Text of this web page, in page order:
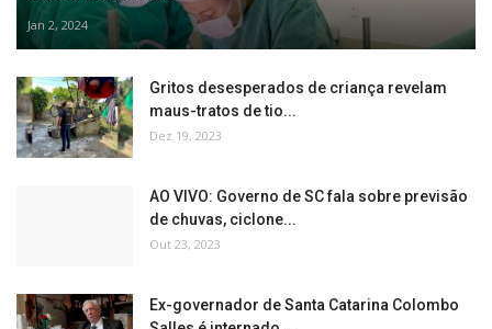
Jan 2, 2024
Gritos desesperados de criança revelam
maus-tratos de tio...
Dez 19, 2023
AO VIVO: Governo de SC fala sobre previsão
de chuvas, ciclone...
Out 23, 2023
Ex-governador de Santa Catarina Colombo